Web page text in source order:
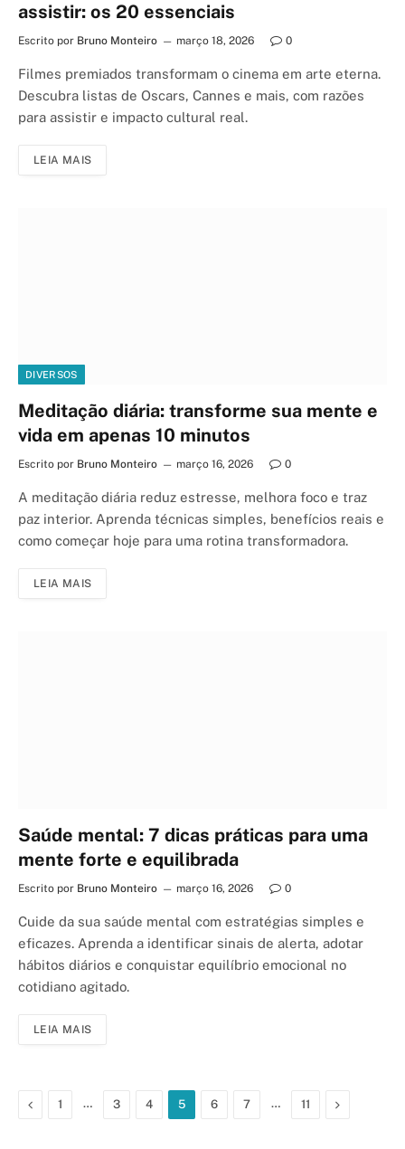
assistir: os 20 essenciais
Escrito por Bruno Monteiro março 18, 2026 0
Filmes premiados transformam o cinema em arte eterna.
Descubra listas de Oscars, Cannes e mais, com razões
para assistir e impacto cultural real.
LEIA MAIS
DIVERSOS
Meditação diária: transforme sua mente e
vida em apenas 10 minutos
Escrito por Bruno Monteiro março 16, 2026 0
A meditação diária reduz estresse, melhora foco e traz
paz interior. Aprenda técnicas simples, benefícios reais e
como começar hoje para uma rotina transformadora.
LEIA MAIS
Saúde mental: 7 dicas práticas para uma
mente forte e equilibrada
Escrito por Bruno Monteiro março 16, 2026 0
Cuide da sua saúde mental com estratégias simples e
eficazes. Aprenda a identificar sinais de alerta, adotar
hábitos diários e conquistar equilíbrio emocional no
cotidiano agitado.
LEIA MAIS
Previous
1 … 3 4 5 6 7 … 11 Next